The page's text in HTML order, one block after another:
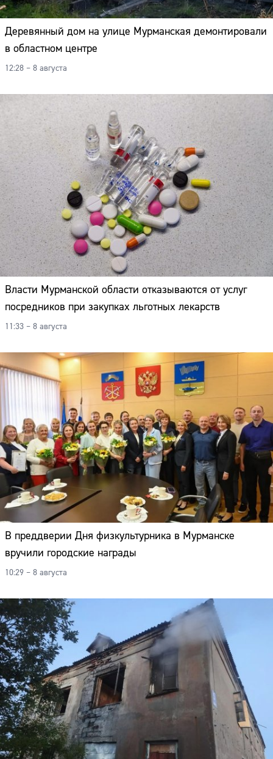
Деревянный дом на улице Мурманская демонтировали
в областном центре
12:28 – 8 августа
Власти Мурманской области отказываются от услуг
посредников при закупках льготных лекарств
11:33 – 8 августа
В преддверии Дня физкультурника в Мурманске
вручили городские награды
10:29 – 8 августа